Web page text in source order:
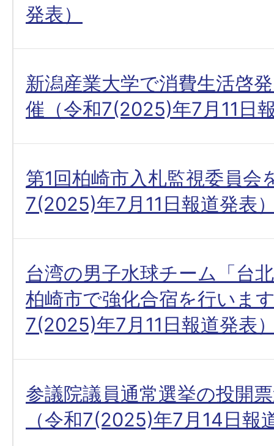
発表）
新潟産業大学で消費生活啓
催（令和7(2025)年7月11日
第1回柏崎市入札監視委員会
7(2025)年7月11日報道発表
台湾の男子水球チーム「台
柏崎市で強化合宿を行いま
7(2025)年7月11日報道発表
参議院議員通常選挙の投開
（令和7(2025)年7月14日報